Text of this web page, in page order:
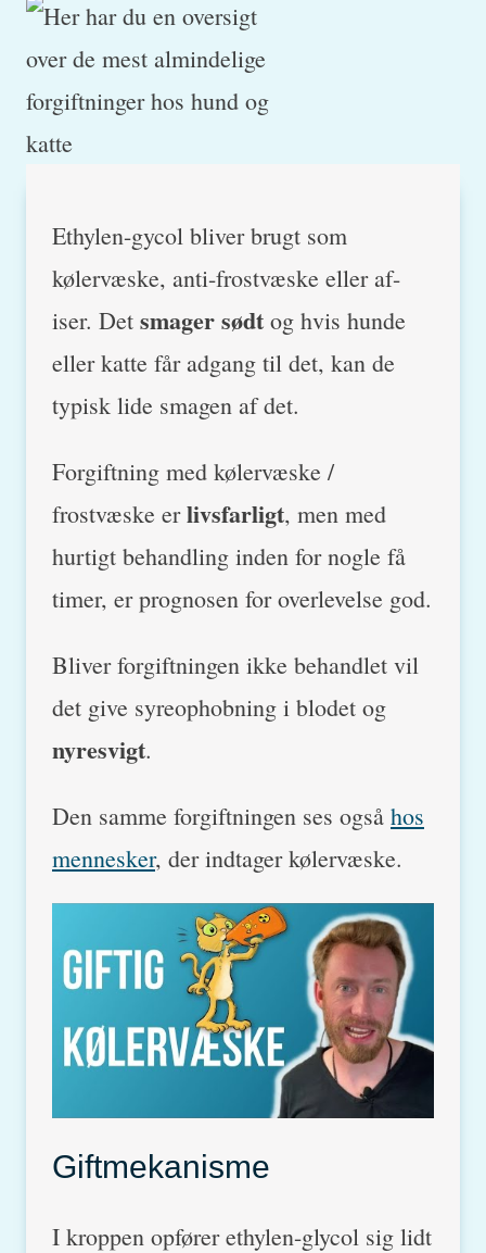
Ethylen-gycol bliver brugt som
kølervæske, anti-frostvæske eller af-
iser. Det smager sødt og hvis hunde
eller katte får adgang til det, kan de
typisk lide smagen af det.
Forgiftning med kølervæske /
frostvæske erlivsfarligt, men med
hurtigt behandling inden for nogle få
timer, er prognosen for overlevelse god.
Bliver forgiftningen ikke behandlet vil
det give syreophobning i blodet og
nyresvigt.
Den samme forgiftningen ses også hos
mennesker, der indtager kølervæske.
Giftmekanisme
I kroppen opfører ethylen-glycol sig lidt